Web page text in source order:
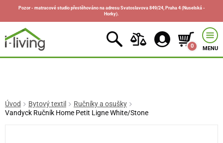
Pozor - matracové studio přestěhováno na adresu Svatoslavova 849/24, Praha 4 (Nuselská -
Horky).
0 MENU
Úvod Bytový textil
Ručníky a osušky
Vandyck Ručník Home Petit Ligne White/Stone